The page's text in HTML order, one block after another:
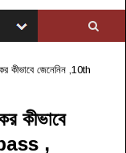
কীভাবে জেনেনিন ,10th
কীভাবে
,